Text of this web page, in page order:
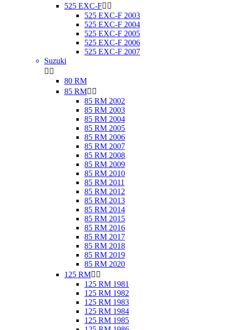
525 EXC-F 
525 EXC-F 2003
525 EXC-F 2004
525 EXC-F 2005
525 EXC-F 2006
525 EXC-F 2007
Suzuki
 
80 RM
85 RM 
85 RM 2002
85 RM 2003
85 RM 2004
85 RM 2005
85 RM 2006
85 RM 2007
85 RM 2008
85 RM 2009
85 RM 2010
85 RM 2011
85 RM 2012
85 RM 2013
85 RM 2014
85 RM 2015
85 RM 2016
85 RM 2017
85 RM 2018
85 RM 2019
85 RM 2020
125 RM 
125 RM 1981
125 RM 1982
125 RM 1983
125 RM 1984
125 RM 1985